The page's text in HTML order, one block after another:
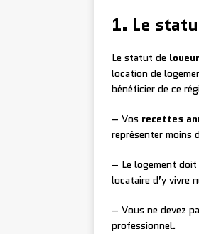
1. Le
Le statut de
location de
bénéficier de ce
– Vos recettes
représenter moins
– Le logement
locataire d’y vivre
– Vous ne devez
professionnel.